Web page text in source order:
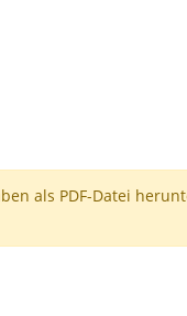
als PDF-Datei